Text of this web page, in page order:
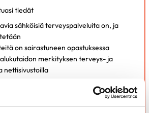
tiedät
sähköisiä terveyspalveluita on, ja
on sairastuneen opastuksessa
merkityksen terveys- ja
nettisivustoilla